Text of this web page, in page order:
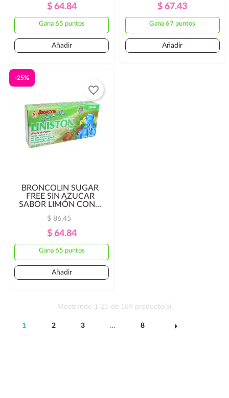
Precio
Regular
Precio
$ 64.84
Gana 65 puntos
Añadir
Precio
Regular
Precio
$ 67.43
Gana 67 puntos
Añadir
BRONCOLIN SUGAR
FREE SIN AZUCAR
SABOR LIMÓN CON...
Precio
Regular
$ 86.45
Precio
$ 64.84
Gana 65 puntos
-25%
Añadir
favorite_border
Mostrando 1-25 de 189 producto(s)
1 2 3 … 8 arrow_right